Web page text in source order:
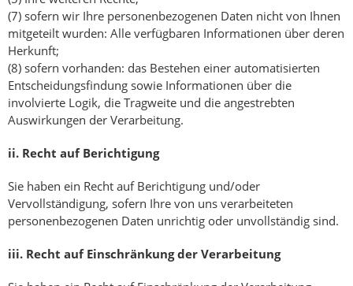
(7) sofern wir Ihre personenbezogenen Daten nicht von Ihnen
mitgeteilt wurden: Alle verfügbaren Informationen über deren
Herkunft;
(8) sofern vorhanden: das Bestehen einer automatisierten
Entscheidungsfindung sowie Informationen über die
involvierte Logik, die Tragweite und die angestrebten
Auswirkungen der Verarbeitung.
ii. Recht auf Berichtigung
Sie haben ein Recht auf Berichtigung und/oder
Vervollständigung, sofern Ihre von uns verarbeiteten
personenbezogenen Daten unrichtig oder unvollständig sind.
iii. Recht auf Einschränkung der Verarbeitung